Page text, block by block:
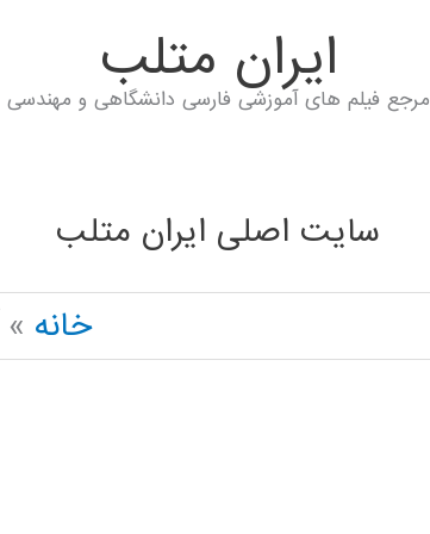
ايران متلب
مرجع فیلم های آموزشی فارسی دانشگاهی و مهندسی
سایت اصلی ایران متلب
خانه